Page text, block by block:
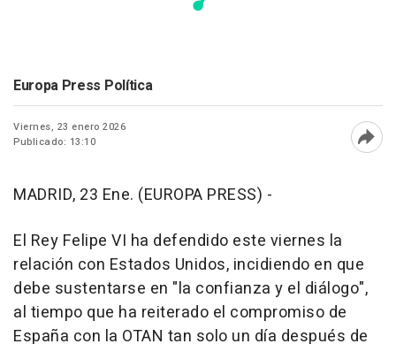
Europa Press Política
Viernes, 23 enero 2026
Publicado: 13:10
MADRID, 23 Ene. (EUROPA PRESS) -
El Rey Felipe VI ha defendido este viernes la
relación con Estados Unidos, incidiendo en que
debe sustentarse en "la confianza y el diálogo",
al tiempo que ha reiterado el compromiso de
España con la OTAN tan solo un día después de